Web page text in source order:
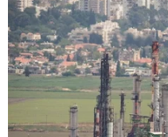
Quảng Ngãi: Chiêm
ngưỡng cảnh sắc tuyệt đẹp
của gành Đá Đỏ
04/08/2026 07:08